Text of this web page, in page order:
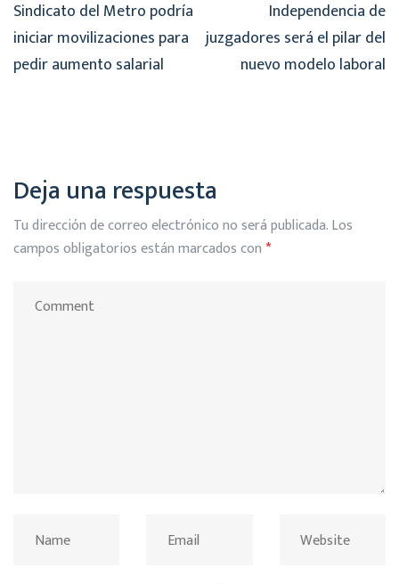
Sindicato del Metro podría
iniciar movilizaciones para
pedir aumento salarial
Independencia de
juzgadores será el pilar del
nuevo modelo laboral
Deja una respuesta
Tu dirección de correo electrónico no será publicada.Los
campos obligatorios están marcados con*